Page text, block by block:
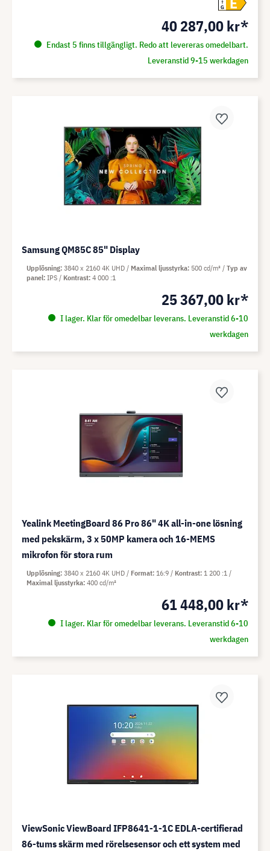
G
40 287,00 kr*
Endast 5 finns tillgängligt. Redo att levereras omedelbart.
Leveranstid 9-15 werkdagen
Samsung QM85C 85" Display
25 367,00 kr*
I lager. Klar för omedelbar leverans. Leveranstid 6-10
werkdagen
Upplösning 3840 x 2160 4K UHD Maximal ljusstyrka 500 cd/m²
Typ av
panel IPS Kontrast 4 000 :1
Yealink MeetingBoard 86 Pro 86" 4K all-in-one lösning
med pekskärm, 3 x 50MP kamera och 16-MEMS
mikrofon för stora rum
61 448,00 kr*
I lager. Klar för omedelbar leverans. Leveranstid 6-10
werkdagen
Upplösning 3840 x 2160 4K UHD Format 16:9 Kontrast 1 200 :1
Maximal ljusstyrka 400 cd/m²
ViewSonic ViewBoard IFP8641-1-1C EDLA-certifierad
86-tums skärm med rörelsesensor och ett system med